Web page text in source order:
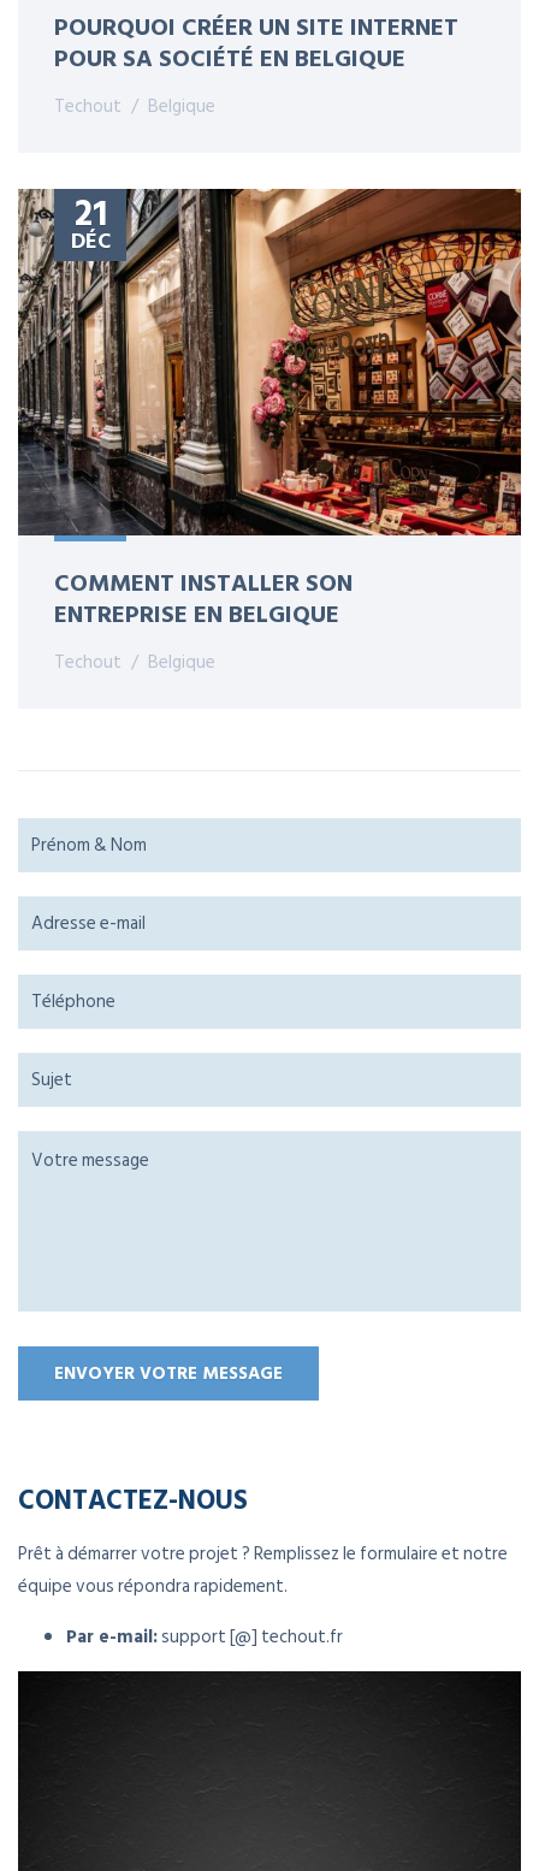
POURQUOI CRÉER UN SITE INTERNET
POUR SA SOCIÉTÉ EN BELGIQUE
Techout Belgique
21
DÉC
COMMENT INSTALLER SON
ENTREPRISE EN BELGIQUE
Techout Belgique
CONTACTEZ-NOUS
Prêt à démarrer votre projet ? Remplissez le formulaire et notre
équipe vous répondra rapidement.
Par e-mail:support [@] techout.fr